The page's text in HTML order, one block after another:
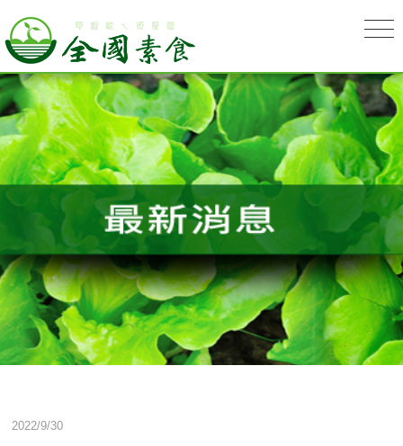
2022/9/30